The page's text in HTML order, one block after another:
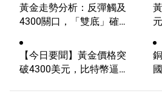
黃金走勢分析：反彈觸及
4300關口，「雙底」確立
【今日要聞】黃金價格突
破4300美元，比特幣逼近